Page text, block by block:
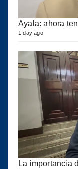
1 day ago